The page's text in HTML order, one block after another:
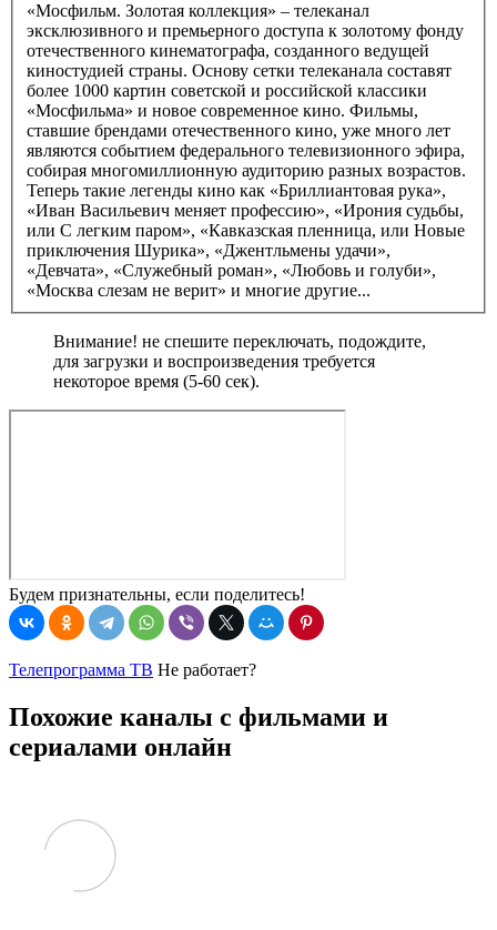
«Мосфильм. Золотая коллекция» – телеканал
эксклюзивного и премьерного доступа к золотому фонду
отечественного кинематографа, созданного ведущей
киностудией страны. Основу сетки телеканала составят
более 1000 картин советской и российской классики
«Мосфильма» и новое современное кино. Фильмы,
ставшие брендами отечественного кино, уже много лет
являются событием федерального телевизионного эфира,
собирая многомиллионную аудиторию разных возрастов.
Теперь такие легенды кино как «Бриллиантовая рука»,
«Иван Васильевич меняет профессию», «Ирония судьбы,
или С легким паром», «Кавказская пленница, или Новые
приключения Шурика», «Джентльмены удачи»,
«Девчата», «Служебный роман», «Любовь и голуби»,
«Москва слезам не верит» и многие другие...
Внимание! не спешите переключать, подождите,
для загрузки и воспроизведения требуется
некоторое время (5-60 сек).
Будем признательны, если поделитесь!
Телепрограмма ТВ Не работает?
Похожие каналы с фильмами и
сериалами онлайн